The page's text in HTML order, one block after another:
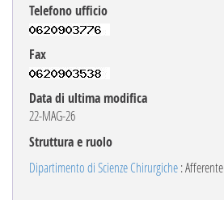
Telefono ufficio
Fax
Data di ultima modifica
22-MAG-26
Struttura e ruolo
Dipartimento di Scienze Chirurgiche: Afferente